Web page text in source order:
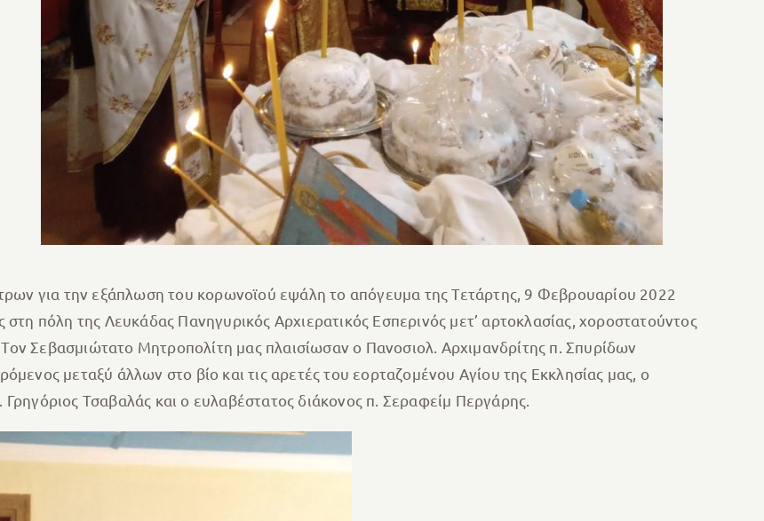
για την εξάπλωση του κορωνοϊού εψάλη το απόγευμα της Τετάρτης, 9 Φεβρουαρίου 2022
πόλη της Λευκάδας Πανηγυρικός Αρχιερατικός Εσπερινός μετ’ αρτοκλασίας, χοροστατούντος
Σεβασμιώτατο Μητροπολίτη μας πλαισίωσαν ο Πανοσιολ. Αρχιμανδρίτης π. Σπυρίδων
μεταξύ άλλων στο βίο και τις αρετές του εορταζομένου Αγίου της Εκκλησίας μας, ο
Τσαβαλάς και ο ευλαβέστατος διάκονος π. Σεραφείμ Περγάρης.